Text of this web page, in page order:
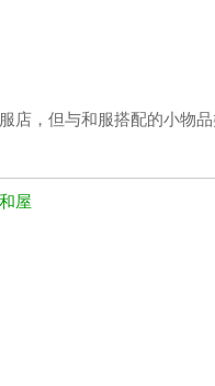
店，但与和服搭配的小物
屋